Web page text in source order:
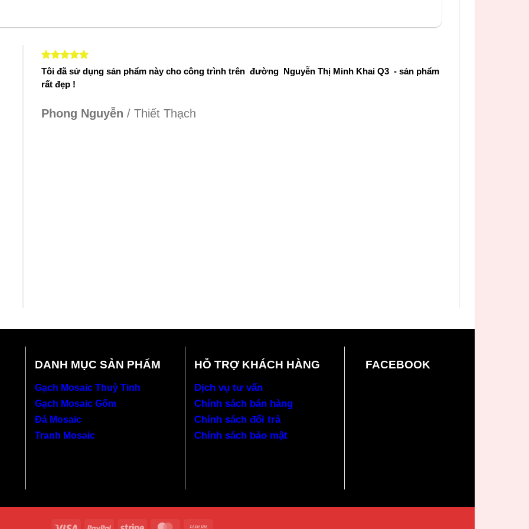
Tôi đã sử dụng sản phẩm này cho công trình trên đường Nguyễn Thị Minh Khai Q3 - sản phẩm
rất đẹp !
Phong Nguyễn / Thiết Thạch
DANH MỤC SẢN PHẨM
Gạch Mosaic Thuỷ Tinh
Gạch Mosaic Gốm
Đá Mosaic
Tranh Mosaic
HỖ TRỢ KHÁCH HÀNG
Dịch vụ tư vấn
Chính sách bán hàng
Chính sách đổi trả
Chính sách bảo mật
FACEBOOK
Visa PayPal Stripe MasterCard